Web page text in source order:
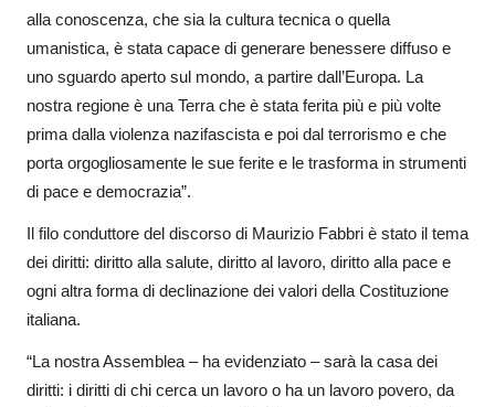
alla conoscenza, che sia la cultura tecnica o quella
umanistica, è stata capace di generare benessere diffuso e
uno sguardo aperto sul mondo, a partire dall’Europa. La
nostra regione è una Terra che è stata ferita più e più volte
prima dalla violenza nazifascista e poi dal terrorismo e che
porta orgogliosamente le sue ferite e le trasforma in strumenti
di pace e democrazia”.
Il filo conduttore del discorso di Maurizio Fabbri è stato il tema
dei diritti: diritto alla salute, diritto al lavoro, diritto alla pace e
ogni altra forma di declinazione dei valori della Costituzione
italiana.
“La nostra Assemblea – ha evidenziato – sarà la casa dei
diritti: i diritti di chi cerca un lavoro o ha un lavoro povero, da